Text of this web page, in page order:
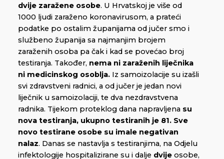
dvije zaražene osobe. U Hrvatskoj je više od
1000 ljudi zaraženo koronavirusom, a prateći
podatke po ostalim županijama od jučer smo i
službeno županija sa najmanjim brojem
zaraženih osoba pa čak i kad se povećao broj
testiranja. Također, nema ni zaraženih liječnika
ni medicinskog osoblja. Iz samoizolacije su izašli
svi zdravstveni radnici, a od jučer je jedan novi
liječnik u samoizolaciji, te dva nezdravstvena
radnika. Tijekom proteklog dana napravljena su
nova testiranja, ukupno testiranih je 81. Sve
novo testirane osobe su imale negativan
nalaz. Danas se nastavlja s testiranjima, na Odjelu
infektologije hospitalizirane su i dalje dvije osobe,